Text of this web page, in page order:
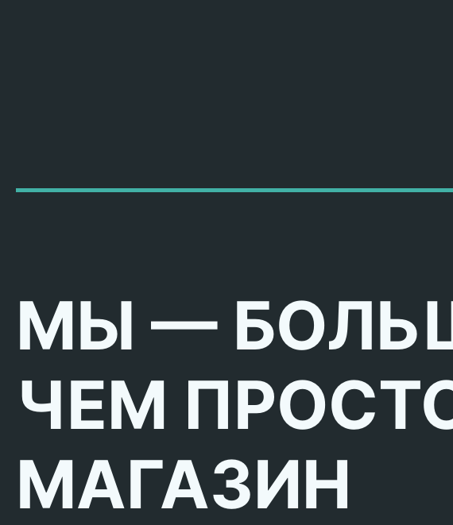
МЫ —
ЧЕМ
МАГАЗИН